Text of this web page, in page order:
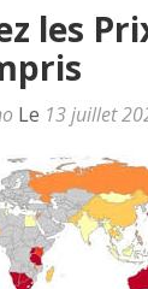
les
Le 13 juillet